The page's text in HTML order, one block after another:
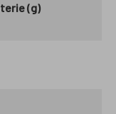
(g)